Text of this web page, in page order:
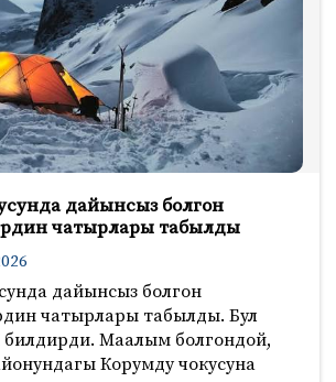
дайынсыз болгон
чатырлары табылды
дайынсыз болгон
чатырлары табылды. Бул
билдирди. Маалым болгондой,
Корумду чокусуна